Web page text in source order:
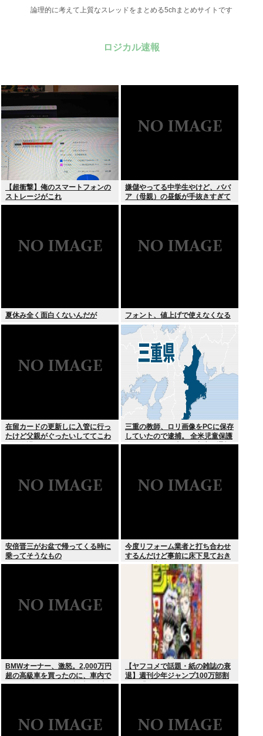
論理的に考えて上質なスレッドをまとめる5chまとめサイトです
ロジカル速報
【超衝撃】俺のスマートフォンの
ストレージがこれ
嫌儲やってる中学生やけど、ババ
ア（母親）の昼飯が手抜きすぎて
キレそう
夏休み全く面白くないんだが フォント、値上げで使えなくなる
在留カードの更新しに入管に行っ
たけど父親がぐったいしててこわ
い要介護3
三重の教師、ロリ画像をPCに保存
していたので逮捕。 全米児童保護
センターから日本の警察庁に通報
安倍晋三がお盆で帰ってくる時に
乗ってそうなもの
今度リフォーム業者と打ち合わせ
するんだけど事前に床下見ておき
たいって言われたんだけどそうい
うものなの？
BMWオーナー、激怒。2,000万円
超の高級車を買ったのに、車内で
スパイダーマンCMの視聴を強制
【ヤフコメで話題・紙の雑誌の衰
退】週刊少年ジャンプ100万部割
れは「終わり」の始まりか